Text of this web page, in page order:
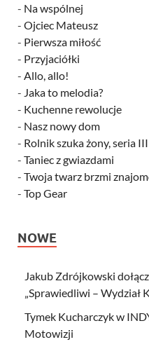
- Na wspólnej
- Ojciec Mateusz
- Pierwsza miłość
- Przyjaciółki
- Allo, allo!
- Jaka to melodia?
- Kuchenne rewolucje
- Nasz nowy dom
- Rolnik szuka żony, seria III
- Taniec z gwiazdami
- Twoja twarz brzmi
- Top Gear
NOWE
Jakub Zdrójkowski
„Sprawiedliwi – Wydział
Tymek Kucharczyk w
Motowizji